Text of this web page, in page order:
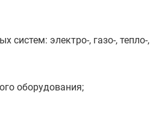
систем: электро-, газо-, тепло-,
оборудования;